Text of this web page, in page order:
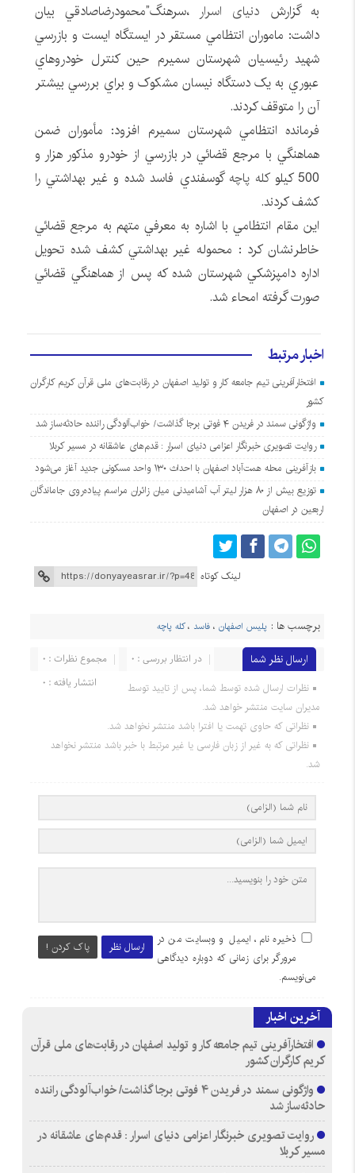
به گزارش دنیای اسرار ،سرهنگ”محمودرضاصادقي بيان
داشت: ماموران انتظامي مستقر در ايستگاه ايست و بازرسي
شهيد رئيسيان شهرستان سميرم حين کنترل خودروهاي
عبوري به يک دستگاه نيسان مشکوک و براي بررسي بيشتر
آن را متوقف کردند.
فرمانده انتظامي شهرستان سميرم افزود: مأموران ضمن
هماهنگي با مرجع قضائي در بازرسي از خودرو مذکور هزار و
500 کيلو
کله پاچهگوسفندي فاسد شده و غير بهداشتي را
کشف کردند.
اين مقام انتظامي با اشاره به معرفي متهم به مرجع قضائي
خاطرنشان کرد : محموله غير بهداشتي کشف شده تحويل
اداره دامپزشکي شهرستان شده که پس از هماهنگي قضائي
صورت گرفته امحاء شد.
اخبار مرتبط
افتخارآفرینی تیم جامعه کار و تولید اصفهان در رقابت‌های ملی قرآن کریم کارگران
کشور
واژگونی سمند در فریدن ۴ فوتی برجا گذاشت/ خواب‌آلودگی راننده حادثه‌ساز شد
روایت تصویری خبرنگار اعزامی دنیای اسرار : قدم‌های عاشقانه در مسیر کربلا
بازآفرینی محله همت‌آباد اصفهان با احداث ۱۳۰ واحد مسکونی جدید آغاز می‌شود
توزیع بیش از ۸۰ هزار لیتر آب آشامیدنی میان زائران مراسم پیاده‌روی جاماندگان
اربعین در اصفهان
لینک کوتاه
برچسب ها : پلیس اصفهان ،فاسد ،کله پاچه
ارسال نظر شما مجموع نظرات : 0
در انتظار بررسی : 0
انتشار یافته : 0
نظرات ارسال شده توسط شما، پس از تایید توسط
مدیران سایت منتشر خواهد شد.
نظراتی که حاوی تهمت یا افترا باشد منتشر نخواهد شد.
نظراتی که به غیر از زبان فارسی یا غیر مرتبط با خبر باشد منتشر نخواهد
شد.
ارسال نظر پاک کردن !
ذخیره نام، ایمیل و وبسایت من در
مرورگر برای زمانی که دوباره دیدگاهی
می‌نویسم.
آخرین اخبار
افتخارآفرینی تیم جامعه کار و تولید اصفهان در رقابت‌های ملی قرآن
کریم کارگران کشور
واژگونی سمند در فریدن ۴ فوتی برجا گذاشت/ خواب‌آلودگی راننده
حادثه‌ساز شد
روایت تصویری خبرنگار اعزامی دنیای اسرار : قدم‌های عاشقانه در
مسیر کربلا